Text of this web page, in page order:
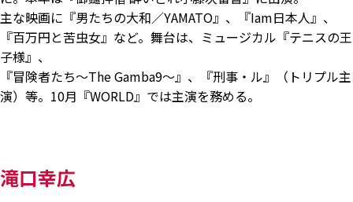
主な映画に『男たちの大和／YAMATO』、『Iam日本人』、
『百万円と苦虫女』など。舞台は、ミュージカル『テニスの王
子様』、
『冒険者たち～The Gamba9～』、『刑事・ル』（トリプル主
演）等。10月『WORLD』では主演を務める。
滝口幸広